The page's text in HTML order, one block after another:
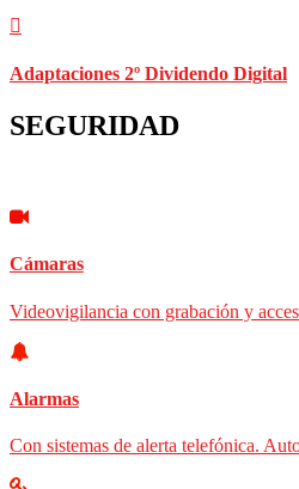
Adaptaciones 2º Dividendo Digital
SEGURIDAD
Cámaras
Videovigilancia con grabación y
Alarmas
Con sistemas de alerta telefónica.